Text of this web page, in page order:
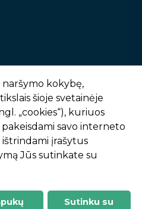
taisyklės
prekių grąžinimas
kokybę,
šioje svetainėje
„cookies“), kuriuos
savo interneto
įrašytus
Jūs sutinkate su
Sutinku su